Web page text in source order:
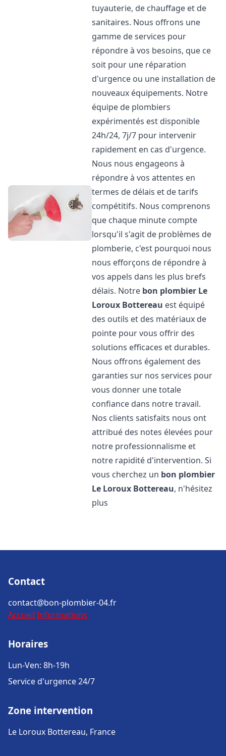
tuyauterie, de chauffage et de
sanitaires. Nous offrons une
gamme de services pour
répondre à vos besoins, que ce
soit pour une réparation
d'urgence ou une installation de
nouveaux équipements. Notre
équipe de plombiers
expérimentés est disponible
24h/24, 7j/7 pour intervenir
rapidement en cas d'urgence.
Nous nous engageons à
répondre à vos attentes en
termes de délais et de tarifs
compétitifs. Nous comprenons
que chaque minute compte
lorsqu'il s'agit de problèmes de
plomberie, c'est pourquoi nous
nous efforçons de répondre à
vos appels dans les plus brefs
délais. Notre bon plombier Le
Loroux Bottereau est équipé
des outils et des matériaux de
pointe pour vous offrir des
solutions efficaces et durables.
Nous offrons également des
garanties sur nos services pour
vous donner une totale
confiance dans notre travail.
Nos clients satisfaits nous ont
attribué des notes élevées pour
notre professionnalisme et
notre rapidité d'intervention. Si
vous cherchez un bon plombier
Le Loroux Bottereau, n'hésitez
plus
Contact
contact@bon-plombier-04.fr
Accueil Informations
Horaires
Lun-Ven: 8h-19h
Service d'urgence 24/7
Zone intervention
Le Loroux Bottereau, France